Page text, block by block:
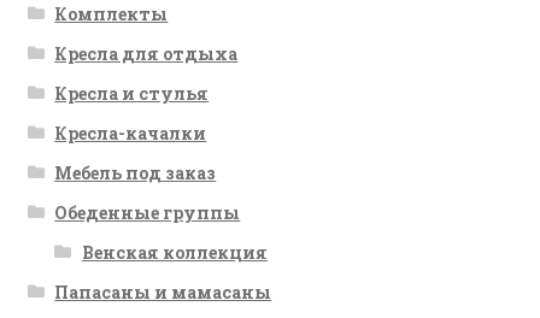
Комплекты
Кресла для отдыха
Кресла и стулья
Кресла-качалки
Мебель под заказ
Обеденные группы
Венская коллекция
Папасаны и мамасаны